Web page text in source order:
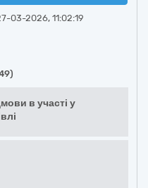
03-2026, 11:02:19
в участі у